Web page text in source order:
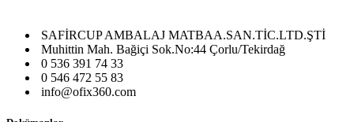
SAFİRCUP AMBALAJ MATBAA.SAN.TİC.LTD.ŞTİ
Muhittin Mah. Bağiçi Sok.No:44 Çorlu/Tekirdağ
0 536 391 74 33
0 546 472 55 83
info@ofix360.com